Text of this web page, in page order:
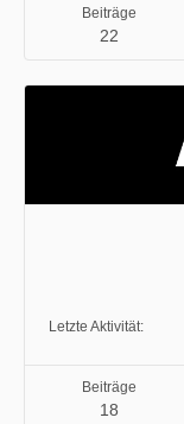
Beiträge
22
Letzte Aktivität
Beiträge
18